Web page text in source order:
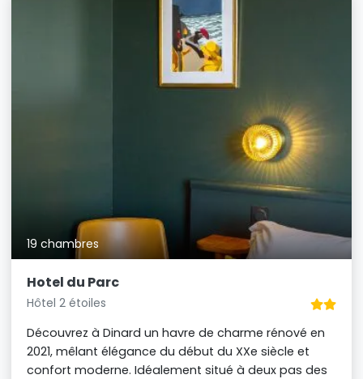
19 chambres
Hotel du Parc
Hôtel 2 étoiles
Découvrez à Dinard un havre de charme rénové en
2021, mêlant élégance du début du XXe siècle et
confort moderne. Idéalement situé à deux pas des